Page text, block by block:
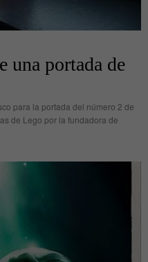
una portada de
para la portada del número 2 de
de Lego por la fundadora de